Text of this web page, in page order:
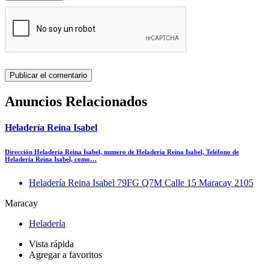
Anuncios Relacionados
Heladería Reina Isabel
Dirección Heladería Reina Isabel, numero de Heladería Reina Isabel, Teléfono de
Heladería Reina Isabel, como…
Heladería Reina Isabel 79FG Q7M Calle 15 Maracay 2105
Maracay
Heladería
Vista rápida
Agregar a favoritos